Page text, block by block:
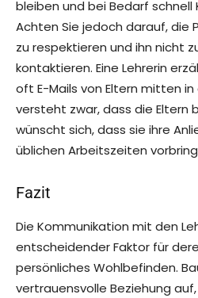
bleiben und bei Bedarf
Achten Sie jedoch darauf, die
zu respektieren und ihn nicht
kontaktieren. Eine Lehrerin
oft E-Mails von Eltern mitten
versteht zwar, dass die Eltern
wünscht sich, dass sie ihre
üblichen Arbeitszeiten
Fazit
Die Kommunikation mit den
entscheidender Faktor für
persönliches Wohlbefinden.
vertrauensvolle Beziehung